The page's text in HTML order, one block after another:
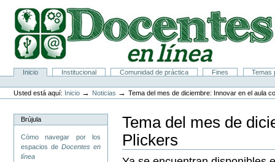
contenido.
Saltar
Secciones
Inicio Institucional Comunidad de práctica Fines
Temas
Personales
Usted está aquí: Inicio → Noticias →Tema del mes de diciembre: Innovar en el aula
Brújula
Cómo navegar por los
espacios deDocentes en
línea
Tema del mes de
Plickers